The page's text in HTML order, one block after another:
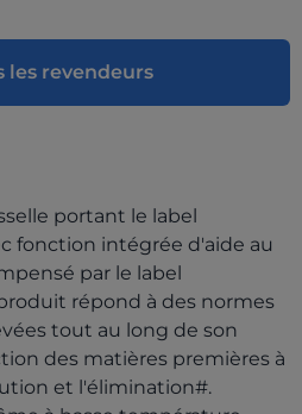
les revendeurs
portant le label
fonction intégrée d'aide au
par le label
répond à des normes
tout au long de son
des matières premières à
et l'élimination#.